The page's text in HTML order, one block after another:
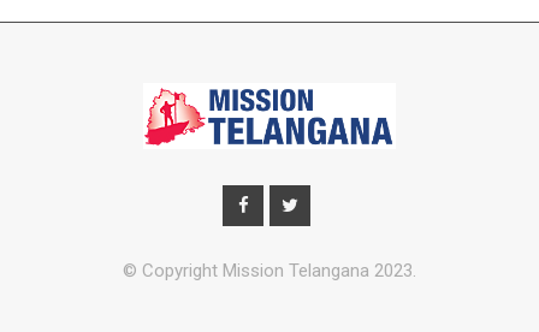
© Copyright Mission Telangana 2023.